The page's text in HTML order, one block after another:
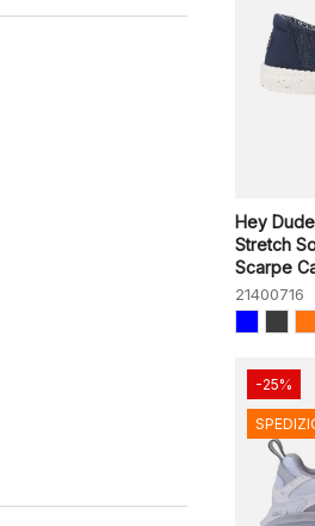
Hey
Stretch
Scarpe
21400716
-25%